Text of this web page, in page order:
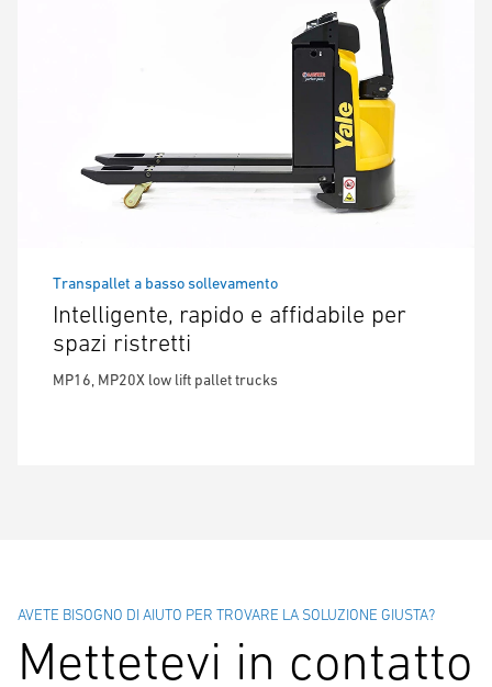
Transpallet a basso sollevamento
Intelligente, rapido e affidabile per
spazi ristretti
MP16, MP20X low lift pallet trucks
AVETE BISOGNO DI AIUTO PER TROVARE LA SOLUZIONE GIUSTA?
Mettetevi in contatto